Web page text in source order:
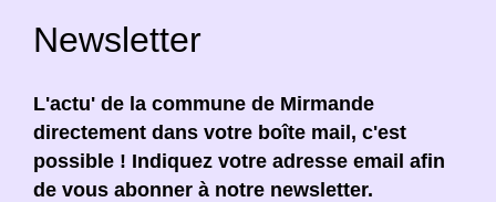
Newsletter
L'actu' de la commune de Mirmande
directement dans votre boîte mail, c'est
possible ! Indiquez votre adresse email afin
de vous abonner à notre newsletter.